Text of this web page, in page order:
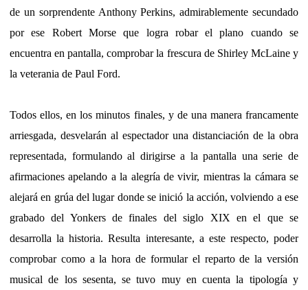
de un sorprendente Anthony Perkins, admirablemente secundado
por ese Robert Morse que logra robar el plano cuando se
encuentra en pantalla, comprobar la frescura de Shirley McLaine y
la veterania de Paul Ford.
Todos ellos, en los minutos finales, y de una manera francamente
arriesgada, desvelarán al espectador una distanciación de la obra
representada, formulando al dirigirse a la pantalla una serie de
afirmaciones apelando a la alegría de vivir, mientras la cámara se
alejará en grúa del lugar donde se inició la acción, volviendo a ese
grabado del Yonkers de finales del siglo XIX en el que se
desarrolla la historia. Resulta interesante, a este respecto, poder
comprobar como a la hora de formular el reparto de la versión
musical de los sesenta, se tuvo muy en cuenta la tipología y